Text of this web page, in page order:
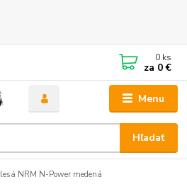
Menu
Hľadať
0 ks
za 0 €
NRM N-Power medená